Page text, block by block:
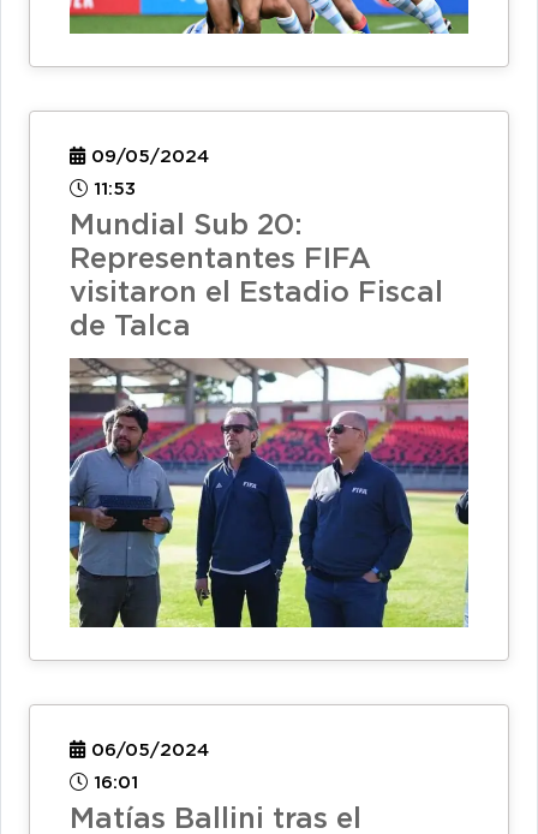
09/05/2024
11:53
Mundial Sub 20:
Representantes FIFA
visitaron el Estadio Fiscal
de Talca
06/05/2024
16:01
Matías Ballini tras el